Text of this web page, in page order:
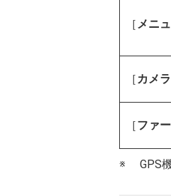
［メニ
［カメ
［ファ
GPS